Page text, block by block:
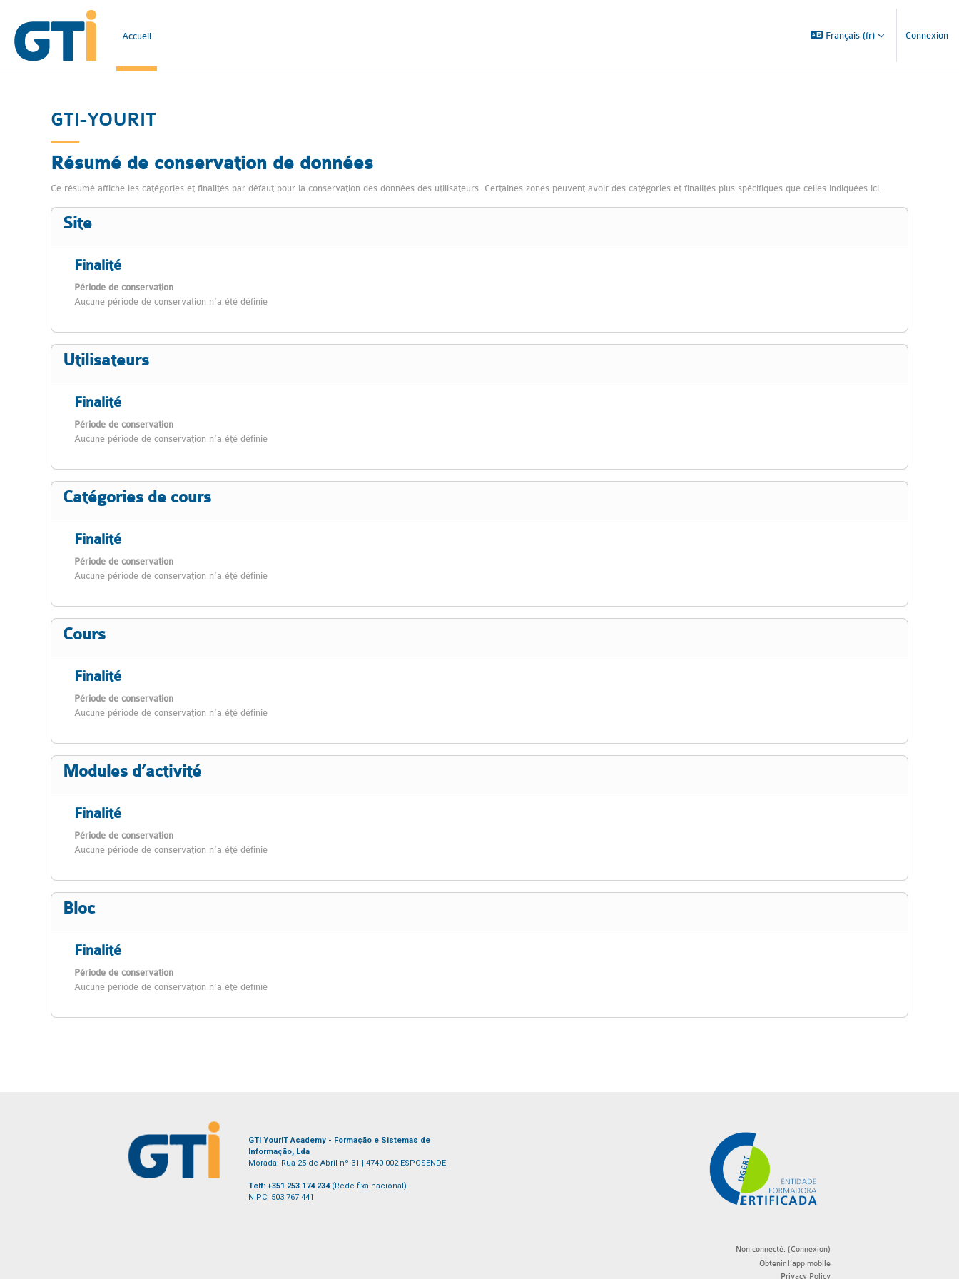
Accueil Français ‎(fr)‎ Connexion
GTI-YOURIT
Résumé de conservation de données
Ce résumé affiche les catégories et finalités par défaut pour la conservation des données des utilisateurs. Certaines zones peuvent avoir des catégories et finalités plus spécifiques que celles indiquées ici.
Site
Finalité
Période de conservation
Aucune période de conservation n’a été définie
Utilisateurs
Finalité
Période de conservation
Aucune période de conservation n’a été définie
Catégories de cours
Finalité
Période de conservation
Aucune période de conservation n’a été définie
Cours
Finalité
Période de conservation
Aucune période de conservation n’a été définie
Modules d’activité
Finalité
Période de conservation
Aucune période de conservation n’a été définie
Bloc
Finalité
Période de conservation
Aucune période de conservation n’a été définie
GTI YourIT Academy - Formação e Sistemas de
Informação, Lda
Morada: Rua 25 de Abril nº 31 | 4740-002 ESPOSENDE
Telf: +351 253 174 234 (Rede fixa nacional)
NIPC: 503 767 441
Non connecté. (Connexion)
Obtenir l’app mobile
Privacy Policy